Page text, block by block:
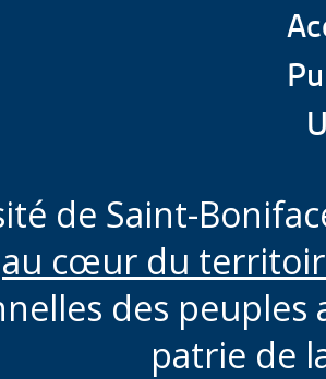
de Saint-
au cœur du
des peuples
patrie de